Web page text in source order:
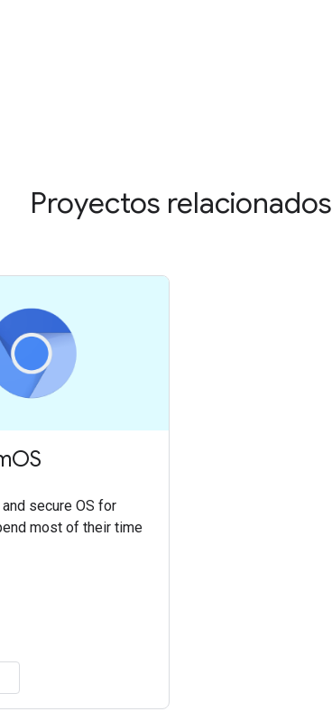
Proyectos relacionados
secure OS for
most of their time